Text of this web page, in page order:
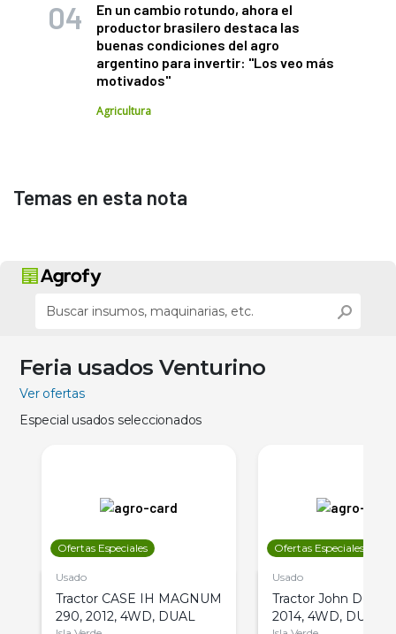
En un cambio rotundo, ahora el
productor brasilero destaca las
buenas condiciones del agro
argentino para invertir: "Los veo más
motivados"
Agricultura
Temas en esta nota
Feria usados Venturino
Ver ofertas
Especial usados seleccionados
Ofertas Especiales
Usado
Tractor CASE IH MAGNUM
290, 2012, 4WD, DUAL
Ofertas Especiales
Usado
Tractor John Deere
2014, 4WD, DUAL